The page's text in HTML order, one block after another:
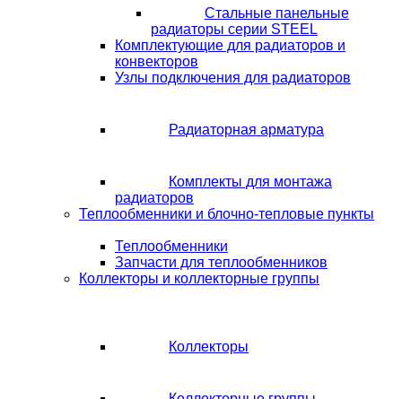
Стальные панельные
радиаторы серии STEEL
Комплектующие для радиаторов и
конвекторов
Узлы подключения для радиаторов
Радиаторная арматура
Комплекты для монтажа
радиаторов
Теплообменники и блочно-тепловые пункты
Теплообменники
Запчасти для теплообменников
Коллекторы и коллекторные группы
Коллекторы